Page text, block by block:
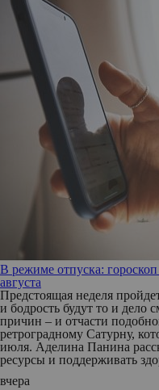
В режиме отпуска:
августа
Предстоящая неделя
и бодрость будут то и дело
причин – и отчасти
ретроградному Сатурну,
июля. Аделина Панина
ресурсы и поддерживать
вчера